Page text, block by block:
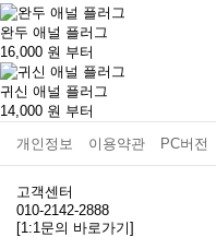
완두 애널 플러그
16,000 원 부터
귀신 애널 플러그
14,000 원 부터
개인정보
이용약관 PC버전
고객센터
010-2142-2888
[1:1문의 바로가기]